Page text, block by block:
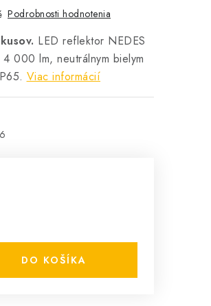
Podrobnosti hodnotenia
LED reflektor NEDES
000 lm, neutrálnym bielym
Viac informácií
DO KOŠÍKA